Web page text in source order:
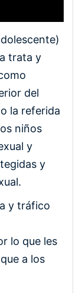
trata y
del
la referida
niños
y
y
y tráfico
lo que les
a los